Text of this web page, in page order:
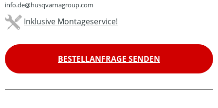
info.de@husqvarnagroup.com
Inklusive Montageservice!
BESTELLANFRAGE SENDEN